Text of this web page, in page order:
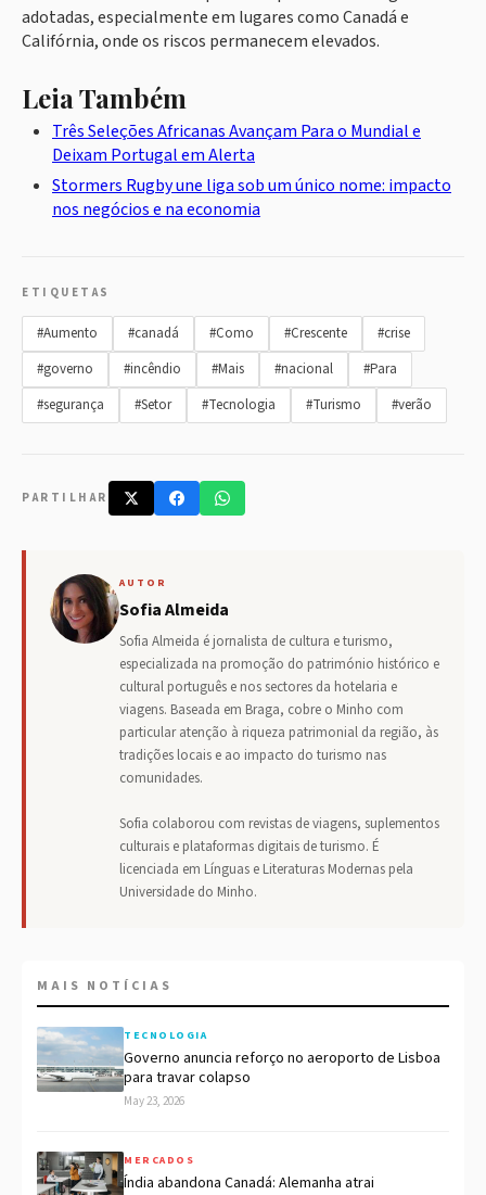
adotadas, especialmente em lugares como Canadá e
Califórnia, onde os riscos permanecem elevados.
Leia Também
Três Seleções Africanas Avançam Para o Mundial e
Deixam Portugal em Alerta
Stormers Rugby une liga sob um único nome: impacto
nos negócios e na economia
ETIQUETAS
#Aumento #canadá #Como #Crescente
#crise
#governo
#incêndio #Mais #nacional
#Para
#segurança
#Setor #Tecnologia #Turismo #verão
PARTILHAR
AUTOR
Sofia Almeida
Sofia Almeida é jornalista de cultura e turismo,
especializada na promoção do património histórico e
cultural português e nos sectores da hotelaria e
viagens. Baseada em Braga, cobre o Minho com
particular atenção à riqueza patrimonial da região, às
tradições locais e ao impacto do turismo nas
comunidades.
Sofia colaborou com revistas de viagens, suplementos
culturais e plataformas digitais de turismo. É
licenciada em Línguas e Literaturas Modernas pela
Universidade do Minho.
MAIS NOTÍCIAS
TECNOLOGIA
Governo anuncia reforço no aeroporto de Lisboa
para travar colapso
May 23, 2026
MERCADOS
Índia abandona Canadá: Alemanha atrai